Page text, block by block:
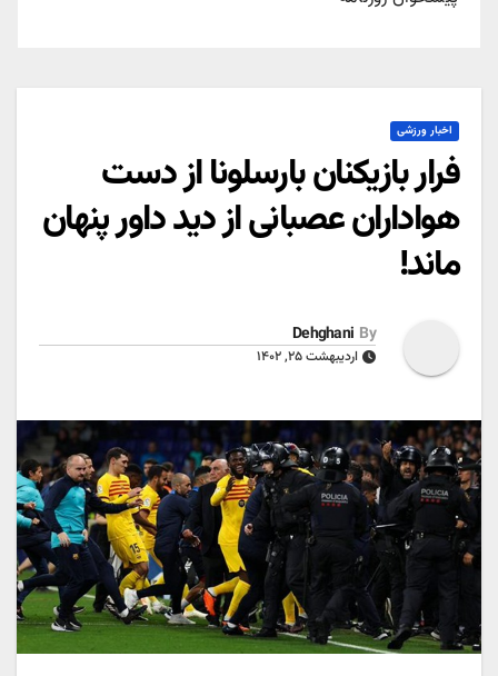
اخبار ورزشی
فرار بازیکنان بارسلونا از دست
هواداران عصبانی از دید داور پنهان
ماند!
By
Dehghani
اردیبهشت ۲۵, ۱۴۰۲